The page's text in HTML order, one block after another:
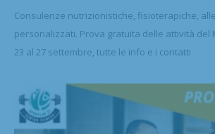
Consulenze nutrizionistiche, fisioterapiche,
personalizzati. Prova gratuita delle attività del
23 al 27 settembre, tutte le info e i contatti